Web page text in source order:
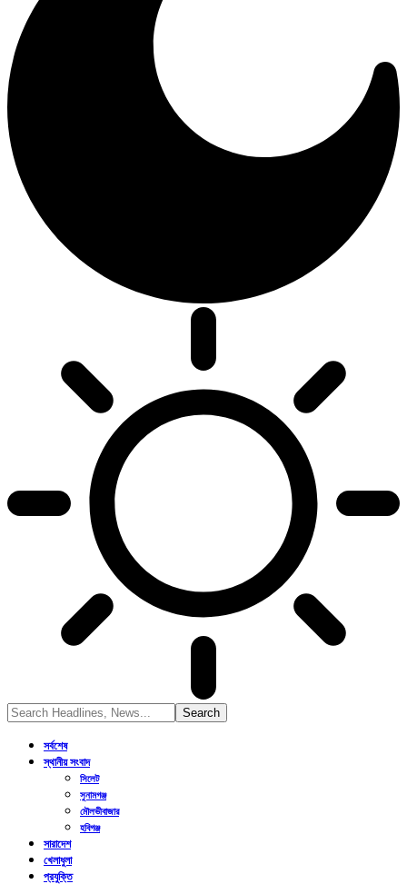
সর্বশেষ
স্থানীয় সংবাদ
সিলেট
সুনামগঞ্জ
মৌলভীবাজার
হবিগঞ্জ
সারাদেশ
খেলাধুলা
প্রযুক্তি